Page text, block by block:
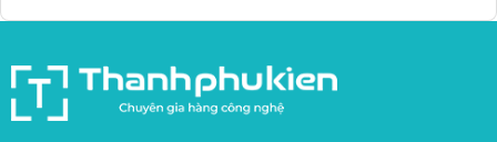
SURFACE PRO 10 UY TÍN?
Đến với thanhphukien.com, quý khách sẽ được
làm việc và tư vấn bởi những người có chuyên